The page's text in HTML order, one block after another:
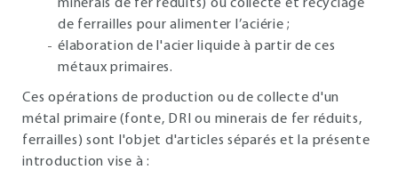
minerais de fer réduits) ou collecte et recyclage
de ferrailles pour alimenter l’aciérie ;
élaboration de l'acier liquide à partir de ces
métaux primaires.
Ces opérations de production ou de collecte d'un
métal primaire (fonte, DRI ou minerais de fer réduits,
ferrailles) sont l'objet d'articles séparés et la présente
introduction vise à :